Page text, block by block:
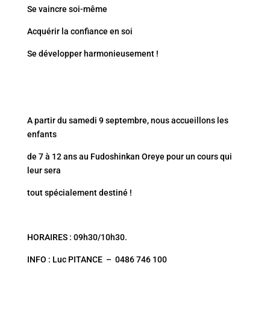
Se vaincre soi-même
Acquérir la confiance en soi
Se développer harmonieusement !
A partir du samedi 9 septembre, nous accueillons les
enfants
de 7 à 12 ans au Fudoshinkan Oreye pour un cours qui
leur sera
tout spécialement destiné !
HORAIRES : 09h30/10h30.
INFO : Luc PITANCE – 0486 746 100